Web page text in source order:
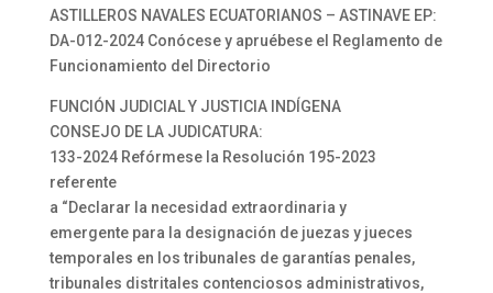
ASTILLEROS NAVALES ECUATORIANOS – ASTINAVE EP:
DA-012-2024 Conócese y apruébese el Reglamento de
Funcionamiento del Directorio
FUNCIÓN JUDICIAL Y JUSTICIA INDÍGENA
CONSEJO DE LA JUDICATURA:
133-2024 Refórmese la Resolución 195-2023
referente
a “Declarar la necesidad extraordinaria y
emergente para la designación de juezas y jueces
temporales en los tribunales de garantías penales,
tribunales distritales contenciosos administrativos,